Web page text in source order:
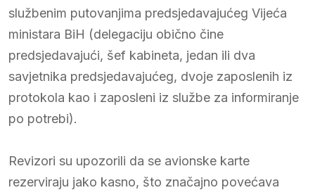
službenim putovanjima predsjedavajućeg Vijeća
ministara BiH (delegaciju obično čine
predsjedavajući, šef kabineta, jedan ili dva
savjetnika predsjedavajućeg, dvoje zaposlenih iz
protokola kao i zaposleni iz službe za informiranje
po potrebi).
Revizori su upozorili da se avionske karte
rezerviraju jako kasno, što značajno povećava